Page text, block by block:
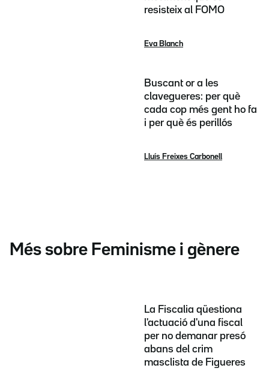
resisteix al FOMO
Eva Blanch
Buscant or a les
clavegueres: per què
cada cop més gent ho fa
i per què és perillós
Lluís Freixes Carbonell
Més sobre Feminisme i gènere
La Fiscalia qüestiona
l'actuació d'una fiscal
per no demanar presó
abans del crim
masclista de Figueres